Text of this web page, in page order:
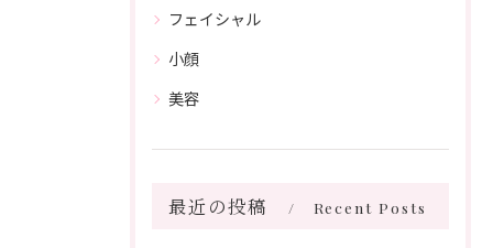
フェイシャル
小顔
美容
最近の投稿 Recent Posts